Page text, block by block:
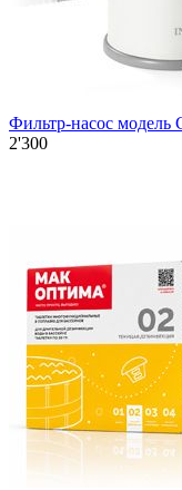
Фильтр-насос модель
2'300